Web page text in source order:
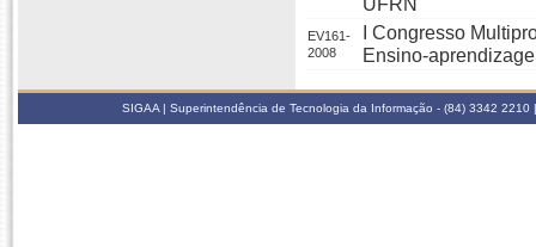
UFRN
EV161-
2008
I Congresso
Ensino-
SIGAA | Superintendência de Tecnologia da Informação - (84) 3342